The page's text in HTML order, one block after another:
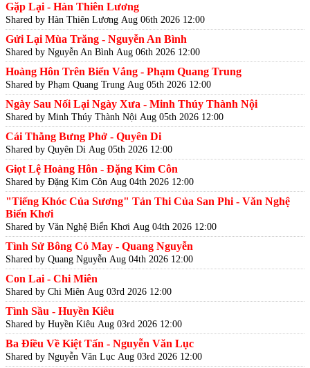
Gặp Lại - Hàn Thiên Lương
Shared by Hàn Thiên Lương Aug 06th 2026 12:00
Gửi Lại Mùa Trăng - Nguyễn An Bình
Shared by Nguyễn An Bình Aug 06th 2026 12:00
Hoàng Hôn Trên Biển Vắng - Phạm Quang Trung
Shared by Phạm Quang Trung Aug 05th 2026 12:00
Ngày Sau Nối Lại Ngày Xưa - Minh Thúy Thành Nội
Shared by Minh Thúy Thành Nội Aug 05th 2026 12:00
Cái Thằng Bưng Phở - Quyên Di
Shared by Quyên Di Aug 05th 2026 12:00
Giọt Lệ Hoàng Hôn - Đặng Kim Côn
Shared by Đặng Kim Côn Aug 04th 2026 12:00
"Tiếng Khóc Của Sương" Tản Thi Của San Phi - Văn Nghệ
Biển Khơi
Shared by Văn Nghệ Biển Khơi Aug 04th 2026 12:00
Tình Sử Bông Cỏ May - Quang Nguyễn
Shared by Quang Nguyễn Aug 04th 2026 12:00
Con Lai - Chi Miên
Shared by Chi Miên Aug 03rd 2026 12:00
Tình Sầu - Huyền Kiêu
Shared by Huyền Kiêu Aug 03rd 2026 12:00
Ba Điều Về Kiệt Tấn - Nguyễn Văn Lục
Shared by Nguyễn Văn Lục Aug 03rd 2026 12:00